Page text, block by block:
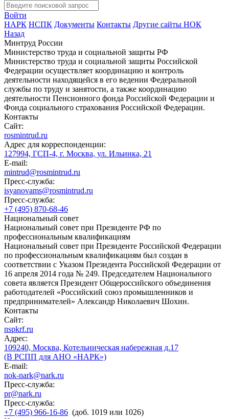
Войти
НАРК НСПК Документы Контакты Другие сайты НОК
Назад
Минтруд России
Министерство труда и социальной защиты РФ
Министерство труда и социальной защиты Российской
Федерации осуществляет координацию и контроль
деятельности находящейся в его ведении Федеральной
службы по труду и занятости, а также координацию
деятельности Пенсионного фонда Российской Федерации и
Фонда социального страхования Российской Федерации.
Контакты
Сайт:
rosmintrud.ru
Адрес для корреспонденции:
127994, ГСП-4, г. Москва, ул. Ильинка, 21
E-mail:
mintrud@rosmintrud.ru
Пресс-служба:
isyanovams@rosmintrud.ru
Пресс-служба:
+7 (495) 870-68-46
Национальный совет
Национальный совет при Президенте РФ по
профессиональным квалификациям
Национальный совет при Президенте Российской Федерации
по профессиональным квалификациям был создан в
соответствии с Указом Президента Российской Федерации от
16 апреля 2014 года № 249. Председателем Национального
совета является Президент Общероссийского объединения
работодателей «Российский союз промышленников и
предпринимателей» Александр Николаевич Шохин.
Контакты
Сайт:
nspkrf.ru
Адрес:
109240, Москва, Котельническая набережная д.17
(В РСПП для АНО «НАРК»)
E-mail:
nok-nark@nark.ru
Пресс-служба:
pr@nark.ru
Пресс-служба:
+7 (495) 966-16-86 (доб. 1019 или 1026)